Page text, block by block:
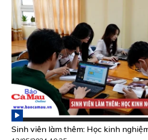
Sinh viên làm thêm: Học kinh